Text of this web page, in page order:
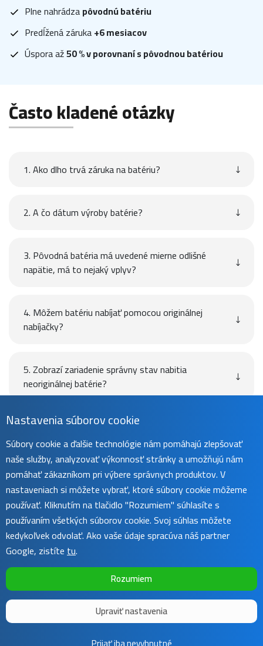
Plne nahrádzapôvodnú batériu
Predĺžená záruka+6 mesiacov
Úspora až50 % v porovnaní s pôvodnou batériou
Často kladené otázky
1. Ako dlho trvá záruka na batériu?
2. A čo dátum výroby batérie?
3. Pôvodná batéria má uvedené mierne odlišné
napätie, má to nejaký vplyv?
4. Môžem batériu nabíjať pomocou originálnej
nabíjačky?
5. Zobrazí zariadenie správny stav nabitia
neoriginálnej batérie?
Návod
Uživatelský manuál nájdete natejto stránke.
Sunnysoft2016 - 2026 | Template by
Nastavenia súborov cookie
Súbory cookie a ďalšie technológie nám pomáhajú zlepšovať
naše služby, analyzovať výkonnosť stránky a umožňujú nám
pomáhať zákazníkom pri výbere správnych produktov. V
nastaveniach si môžete vybrať, ktoré súbory cookie môžeme
používať. Kliknutím na tlačidlo "Rozumiem" súhlasíte s
používaním všetkých súborov cookie. Svoj súhlas môžete
kedykoľvek odvolať. Ako vaše údaje spracúva náš partner
Google, zistítetu.
Rozumiem
Upraviť nastavenia